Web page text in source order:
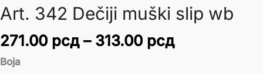
Art. 342 Dečiji muški slip wb
271.00 рсд – 313.00 рсд
Boja